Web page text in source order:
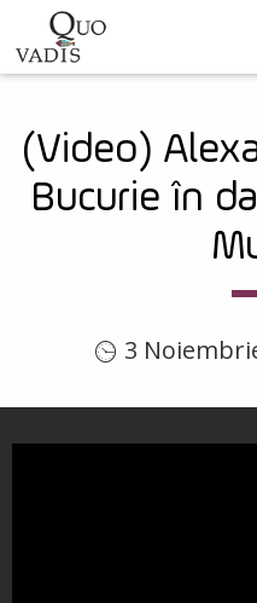
Sari la conținutul
Navigare
principală
(Video)
Bucurie în
3